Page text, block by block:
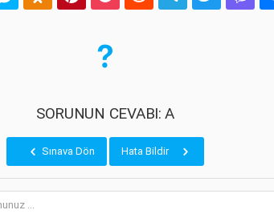
SORUNUN CEVABI: A
Sınava Dön Hata Bildir